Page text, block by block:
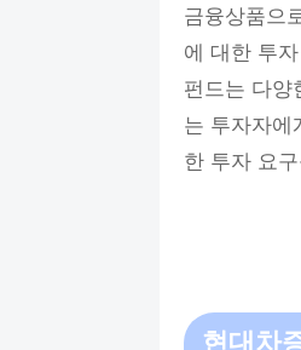
금융상품으
에 대한 투
펀드는 다양
는 투자자에
한 투자 요
현대차